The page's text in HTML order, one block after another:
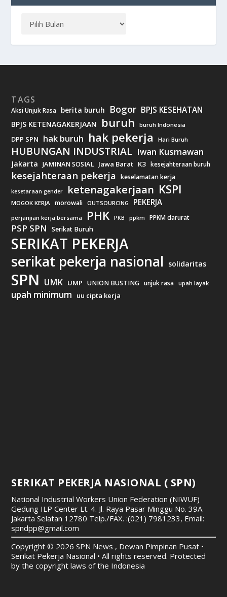
TAGS
Aksi Unjuk Rasa berita buruh Bogor BPJS KESEHATAN
BPJS KETENAGAKERJAAN buruh buruh Indonesia
DPP SPN hak buruh hak pekerja Hari Buruh
HUBUNGAN INDUSTRIAL Iwan Kusmawan
Jakarta JAMINAN SOSIAL Jawa Barat K3 kesejahteraan buruh
kesejahteraan pekerja keselamatan kerja
kesetaraan gender ketenagakerjaan KSPI
MOGOK KERJA morowali OUTSOURCING PEKERJA
perjanjian kerja bersama PHK PKB ppkm PPKM darurat
PSP SPN Serikat Buruh
SERIKAT PEKERJA
serikat pekerja nasional solidaritas
SPN UMK UMP UNION BUSTING unjuk rasa upah layak
upah minimum uu cipta kerja
SERIKAT PEKERJA NASIONAL ( SPN)
National Industrial Workers Union Federation (NIWUF)
Gedung ILP Center Lt. 4. Jl. Raya Pasar Minggu No. 39A
Jakarta Selatan 12780 Telp./FAX. :(021) 7981233, Email:
spndpp@gmail.com
Copyright © 2026 SPN News , Dewan Pimpinan Pusat •
Serikat Pekerja Nasional • All rights reserved. Protected
by the copyright laws of the Indonesia